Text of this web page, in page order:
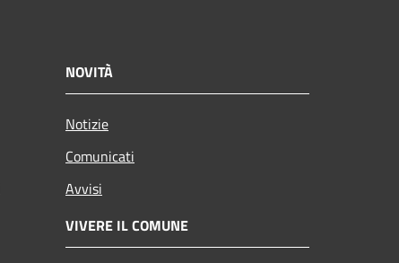
NOVITÀ
Notizie
Comunicati
Avvisi
VIVERE IL COMUNE